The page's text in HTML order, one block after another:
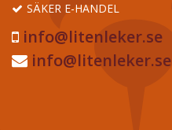
SÄKER E-HANDEL
info@litenleker.se
info@litenleker.se